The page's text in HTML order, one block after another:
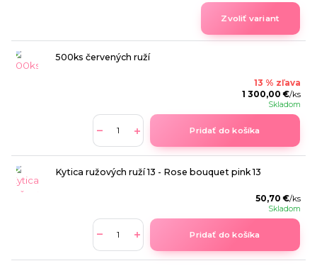
Zvoliť variant
500ks červených ruží
13 % zľava
1 300,00 €/ks
Skladom
Pridať do košíka
Kytica ružových ruží 13 - Rose bouquet pink 13
50,70 €/ks
Skladom
Pridať do košíka